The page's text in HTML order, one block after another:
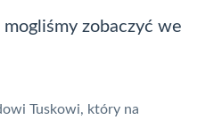
zobaczyć we
Tuskowi, który na